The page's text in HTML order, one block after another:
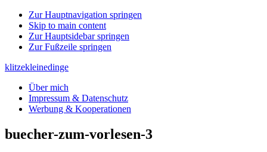
Zur Hauptnavigation springen
Skip to main content
Zur Hauptsidebar springen
Zur Fußzeile springen
klitzekleinedinge
Über mich
Impressum & Datenschutz
Werbung & Kooperationen
buecher-zum-vorlesen-3